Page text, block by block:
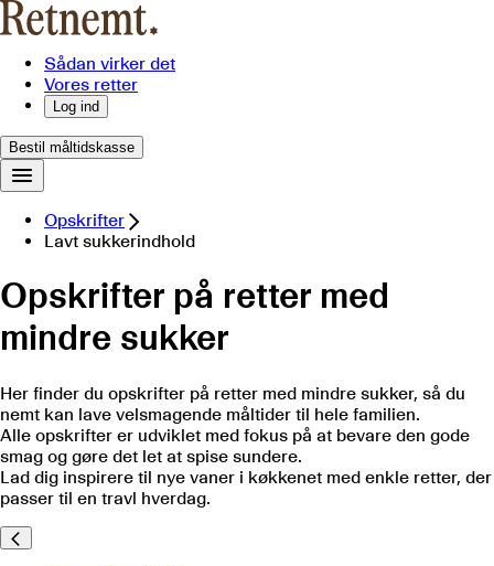
Sådan virker det
Vores retter
Log ind
Bestil måltidskasse
Opskrifter
Lavt sukkerindhold
Opskrifter på retter med
mindre sukker
Her finder du opskrifter på retter med mindre sukker, så du
nemt kan lave velsmagende måltider til hele familien.
Alle opskrifter er udviklet med fokus på at bevare den gode
smag og gøre det let at spise sundere.
Lad dig inspirere til nye vaner i køkkenet med enkle retter, der
passer til en travl hverdag.